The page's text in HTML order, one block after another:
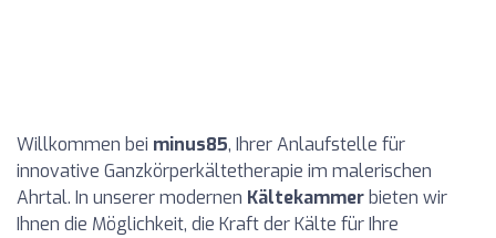
Willkommen bei minus85, Ihrer Anlaufstelle für
innovative Ganzkörperkältetherapie im malerischen
Ahrtal. In unserer modernen Kältekammer bieten wir
Ihnen die Möglichkeit, die Kraft der Kälte für Ihre